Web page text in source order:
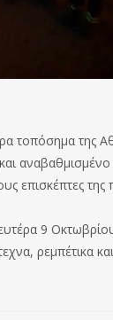
τοπόσημα της
επισκέπτες
9
ρεμπέτικα